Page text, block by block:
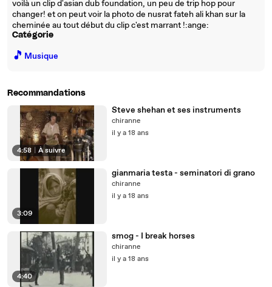
voilà un clip d'asian dub foundation, un peu de trip hop pour
changer! et on peut voir la photo de nusrat fateh ali khan sur la
cheminée au tout début du clip c'est marrant !:ange:
Catégorie
🎵 Musique
Recommandations
4:58 À suivre
Steve shehan et ses instruments
chiranne
il y a 18 ans
3:09
gianmaria testa - seminatori di grano
chiranne
il y a 18 ans
4:40
smog - I break horses
chiranne
il y a 18 ans